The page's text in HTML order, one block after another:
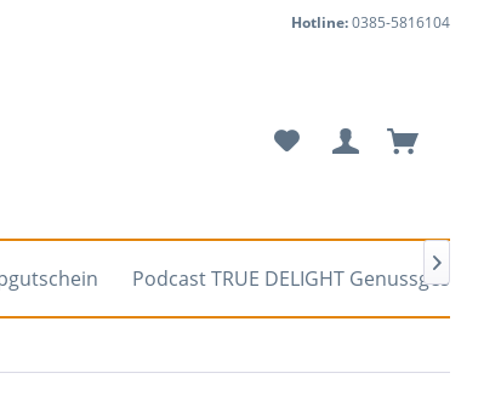
Hotline:0385-5816104
Podcast TRUE DELIGHT
